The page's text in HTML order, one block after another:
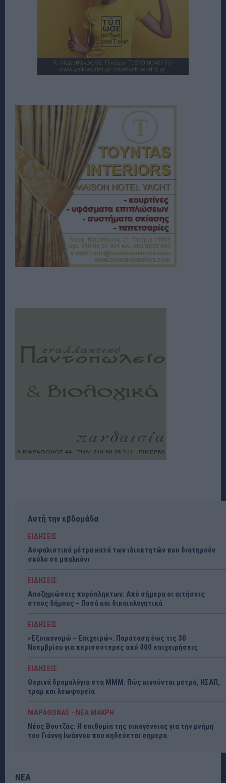
Αυτή την εβδομάδα
ΕΙΔΗΣΕΙΣ
Ασφαλιστικά μέτρα κατά των ιδιοκτητών που διατηρούν
σκύλο σε μπαλκόνι
ΕΙΔΗΣΕΙΣ
Αποζημιώσεις πυρόπληκτων: Από σήμερα οι αιτήσεις
στους δήμους – Ποσά και δικαιολογητικά
ΕΙΔΗΣΕΙΣ
«Εξοικονομώ – Επιχειρώ»: Παράταση έως τις 30
Νοεμβρίου για περισσότερες από 400 επιχειρήσεις
ΕΙΔΗΣΕΙΣ
Θερινά δρομολόγια στα ΜΜΜ: Πώς κινούνται μετρό, ΗΣΑΠ,
τραμ και λεωφορεία
ΜΑΡΑΘΩΝΑΣ - ΝΕΑ ΜΑΚΡΗ
Νέος Βουτζάς: Η επιθυμία της οικογένειας για την μνήμη
του Γιάννη Ιωάννου που κηδεύεται σημερα
ΝΕΑ